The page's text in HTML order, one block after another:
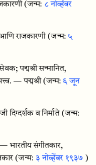
(जन्म: ८ नोव्हेंबर
राजकारणी (जन्म: ५
पद्मश्री सन्मानित,
— पद्मश्री (जन्म:६ जून
दिग्दर्शक व निर्माते (जन्म:
— भारतीय संगीतकार,
(जन्म: ३ नोव्हेंबर १९३७ )